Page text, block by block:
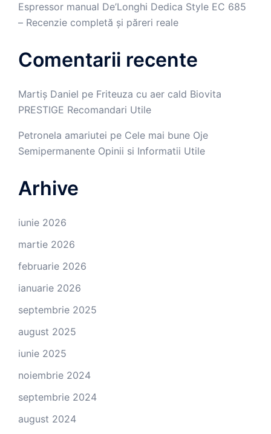
Espressor manual De’Longhi Dedica Style EC 685
– Recenzie completă și păreri reale
Comentarii recente
Martiș Daniel pe Friteuza cu aer cald Biovita
PRESTIGE Recomandari Utile
Petronela amariutei pe Cele mai bune Oje
Semipermanente Opinii si Informatii Utile
Arhive
iunie 2026
martie 2026
februarie 2026
ianuarie 2026
septembrie 2025
august 2025
iunie 2025
noiembrie 2024
septembrie 2024
august 2024